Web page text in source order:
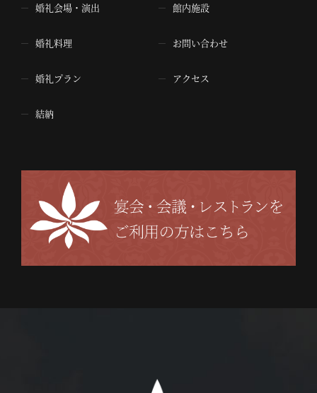
婚礼会場・演出
婚礼料理
婚礼プラン
結納
館内施設
お問い合わせ
アクセス